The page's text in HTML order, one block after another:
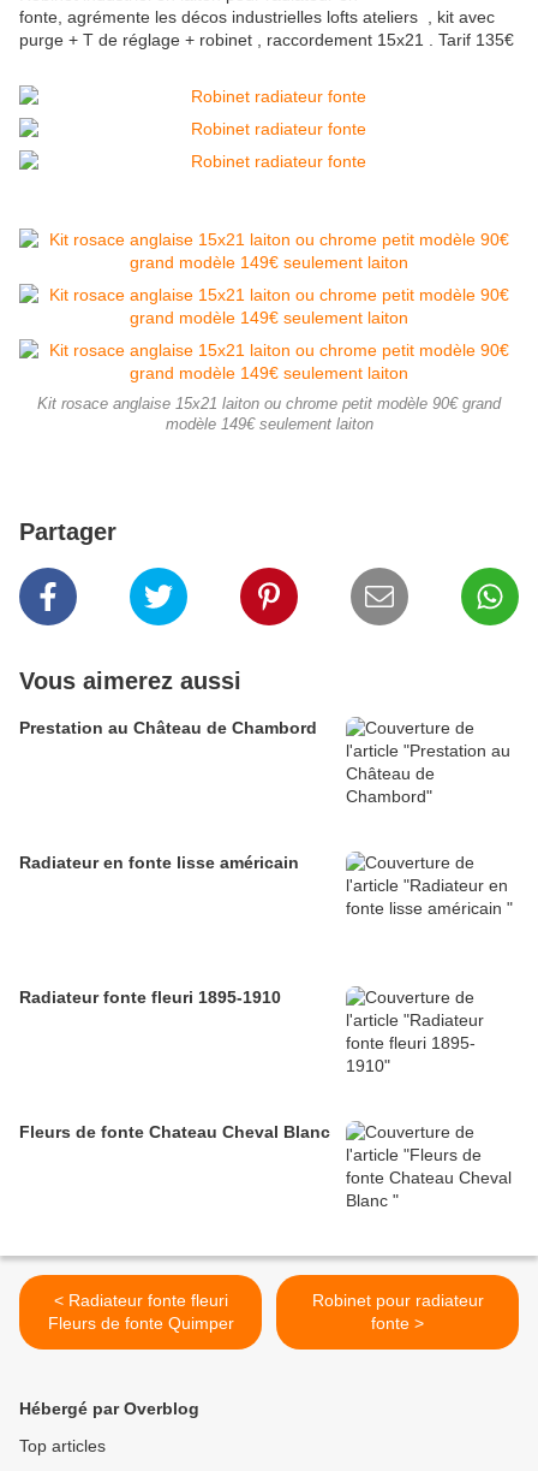
fonte, agrémente les décos industrielles lofts ateliers , kit avec
purge + T de réglage + robinet , raccordement 15x21 . Tarif 135€
Kit rosace anglaise 15x21 laiton ou chrome petit modèle 90€ grand
modèle 149€ seulement laiton
Partager
Vous aimerez aussi
Prestation au Château de Chambord
Radiateur en fonte lisse américain
Radiateur fonte fleuri 1895-1910
Fleurs de fonte Chateau Cheval Blanc
< Radiateur fonte fleuri
Fleurs de fonte Quimper
Robinet pour radiateur
fonte >
Hébergé par Overblog
Top articles